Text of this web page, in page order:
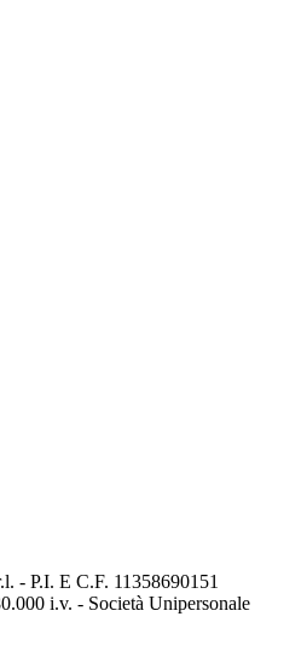
- P.I. E C.F. 11358690151
i.v. - Società Unipersonale